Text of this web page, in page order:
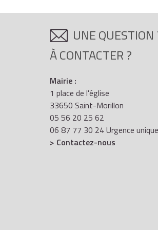
Les déficits qui proviennent
sur les bénéfices de
fiscal
à défaut, sur le revenu
UNE QUESTION
À CONTACTER ?
Mairie :
1 place de l'église
33650 Saint-Morillon
05 56 20 25 62
06 87 77 30 24 Urgence
> Contactez-nous